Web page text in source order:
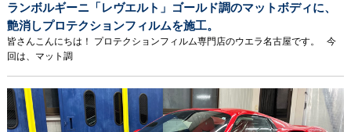
ランボルギーニ「レヴエルト」ゴールド調のマットボディに、
艶消しプロテクションフィルムを施工。
皆さんこんにちは！ プロテクションフィルム専門店のウエラ名古屋です。 今
回は、マット調